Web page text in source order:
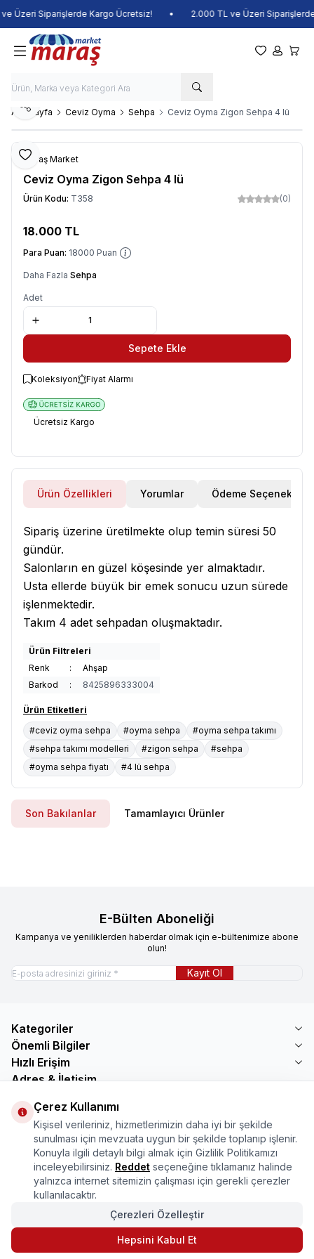
Üzeri Siparişlerde Kargo Ücretsiz! 2.000 TL ve Üzeri Siparişlerde
Favorilerim
Hesabım
Ana Sayfa Ceviz Oyma Sehpa Ceviz Oyma Zigon Sehpa 4 lü
Favoriye Ekle
Paylaş
Maraş Market
Ceviz Oyma Zigon Sehpa 4 lü
Ürün Kodu: T358 (0)
18.000 TL
Para Puan: 18000 Puan
Daha Fazla Sehpa
Adet
Sepete Ekle
Koleksiyon Fiyat Alarmı
Ücretsiz Kargo
Ürün Özellikleri Yorumlar Ödeme Seçenekleri
Sipariş üzerine üretilmekte olup temin süresi 50
gündür.
Salonların en güzel köşesinde yer almaktadır.
Usta ellerde büyük bir emek sonucu uzun sürede
işlenmektedir.
Takım 4 adet sehpadan oluşmaktadır.
Ürün Filtreleri
Renk
:
Ahşap
Barkod
: 8425896333004
Ürün Etiketleri
#ceviz oyma sehpa
#oyma sehpa
#oyma sehpa takımı
#sehpa takımı modelleri
#zigon sehpa
#sehpa
#oyma sehpa fiyatı
#4 lü sehpa
Son Bakılanlar Tamamlayıcı Ürünler
E-Bülten Aboneliği
Kampanya ve yeniliklerden haberdar olmak için e-bültenimize abone
olun!
Kayıt Ol
Kategoriler
Önemli Bilgiler
Hızlı Erişim
Adres & İletişim
Adres
Mercimektepe Mahallesi 51007 Sokak
No:45/B\nONİKİŞUBAT/KAHRAMANMARAŞ
Telefon
08505321048
E-Posta
bilgi@marasmarket.com
PlayStore App Store
Çerez Kullanımı
Kişisel verileriniz, hizmetlerimizin daha iyi bir şekilde
sunulması için mevzuata uygun bir şekilde toplanıp işlenir.
Konuyla ilgili detaylı bilgi almak için Gizlilik Politikamızı
inceleyebilirsiniz. Reddet seçeneğine tıklamanız halinde
yalnızca internet sitemizin çalışması için gerekli çerezler
kullanılacaktır.
Çerezleri Özelleştir
Hepsini Kabul Et